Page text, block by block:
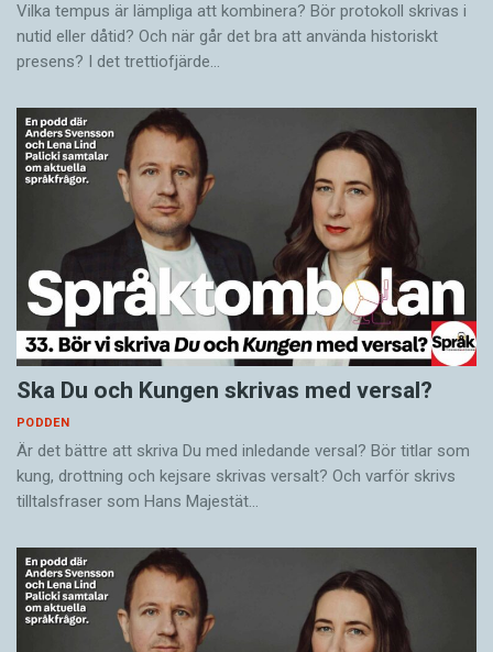
Vilka tempus är lämpliga att kombinera? Bör protokoll skrivas i
nutid eller dåtid? Och när går det bra att använda historiskt
presens? I det trettiofjärde…
Ska Du och Kungen skrivas med versal?
PODDEN
Är det bättre att skriva Du med inledande versal? Bör titlar som
kung, drottning och kejsare skrivas versalt? Och varför skrivs
tilltalsfraser som Hans Majestät…